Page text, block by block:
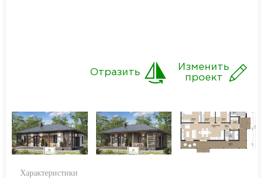
Изменить
проект
Отразить
Характеристики